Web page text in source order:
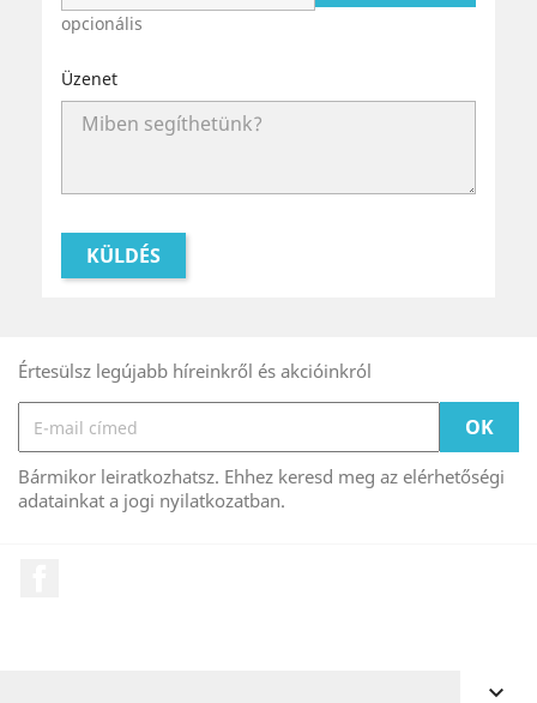
opcionális
Üzenet
Értesülsz legújabb híreinkről és akcióinkról
Bármikor leiratkozhatsz. Ehhez keresd meg az elérhetőségi
adatainkat a jogi nyilatkozatban.
